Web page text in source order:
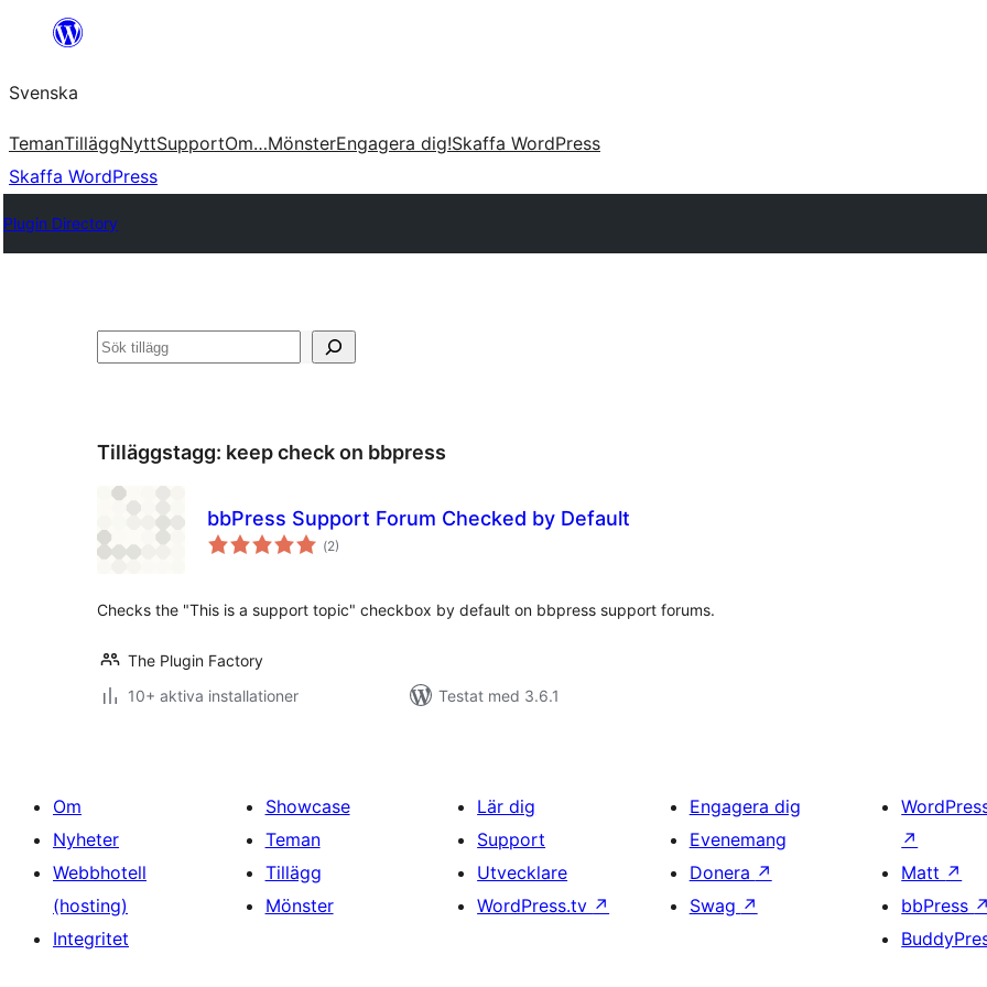
Hoppa
innehåll
Svenska
TemanTilläggNyttSupportOm…MönsterEngagera dig!Skaffa WordPress
Skaffa WordPress
Plugin Directory
Sök
Tilläggstagg: keep check on bbpress
bbPress Support Forum Checked by Default
(Totalt
antal
2)
Checks the "This is a support topic" checkbox by default on bbpress support forums.
The Plugin Factory
10+ aktiva installationer
Testat med 3.6.1
Om
Nyheter
Webbhotell
(hosting)
Integritet
Showcase
Teman
Tillägg
Mönster
Lär dig
Support
Utvecklare
WordPress.tv ↗
Engagera dig
Evenemang
Donera ↗
Swag ↗
↗
Matt ↗
bbPress ↗